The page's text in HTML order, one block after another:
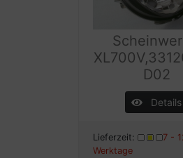
D02
Details
Lieferzeit:
7 -
Werktage